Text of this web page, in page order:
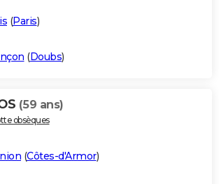
(Paris)
(Doubs)
(59 ans)
obsèques
(Côtes-d'Armor)